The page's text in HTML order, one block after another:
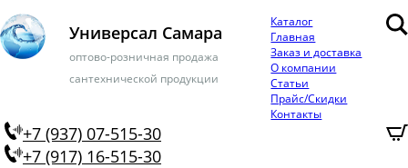
Универсал Самара
оптово-розничная продажа
сантехнической продукции
Каталог
Главная
Заказ и доставка
О компании
Статьи
Прайс/Скидки
Контакты
+7 (937) 07-515-30
+7 (917) 16-515-30